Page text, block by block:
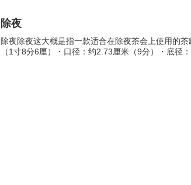
除夜
除夜除夜这大概是指一款适合在除夜茶会上使用的
（1寸8分6厘）・口径：约2.73厘米（9分）・底